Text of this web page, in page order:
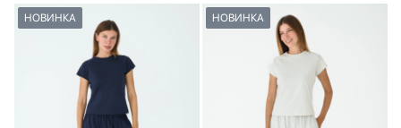
НОВИНКА НОВИНКА